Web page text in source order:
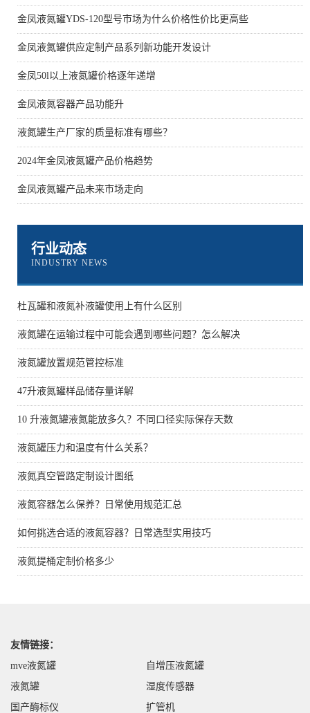
金凤液氮罐YDS-120型号市场为什么价格性价比更高些
金凤液氮罐供应定制产品系列新功能开发设计
金凤50l以上液氮罐价格逐年递增
金凤液氮容器产品功能升
液氮罐生产厂家的质量标准有哪些？
2024年金凤液氮罐产品价格趋势
金凤液氮罐产品未来市场走向
行业动态
INDUSTRY NEWS
杜瓦罐和液氮补液罐使用上有什么区别
液氮罐在运输过程中可能会遇到哪些问题？怎么解决
液氮罐放置规范管控标准
47升液氮罐样品储存量详解
10 升液氮罐液氮能放多久？不同口径实际保存天数
液氮罐压力和温度有什么关系？
液氮真空管路定制设计图纸
液氮容器怎么保养？日常使用规范汇总
如何挑选合适的液氮容器？日常选型实用技巧
液氮提桶定制价格多少
友情链接：
mve液氮罐
自增压液氮罐
液氮罐
湿度传感器
国产酶标仪
扩管机